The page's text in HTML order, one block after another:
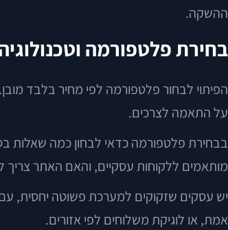
ההשקה.
בחירת פלטפורמה
הפיתוי לבחור פלטפורמה לפי מחיר בלבד
על התאמה לצרכים.
בבחירת פלטפורמה כדאי לבחון כמה שאלות
מותאמים ללקוחות עסקיים, והאם האתר צריך
אמת, או לוגיקת משלוחים לפי אזורים.